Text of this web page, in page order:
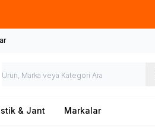
& Jant Markalar